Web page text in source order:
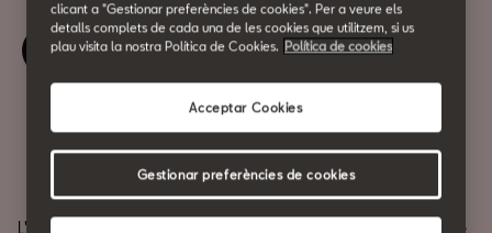
Reserva la teva entrada
Compartir
L'escriptor i periodista mexicà
visitarà l'auditori de
clicant a "Gestionar preferències de cookies". Per a veure els
detalls complets de cada una de les cookies que utilitzem, si us
plau visita la nostra Política de Cookies. Política de cookies
Acceptar Cookies
Gestionar preferències de cookies